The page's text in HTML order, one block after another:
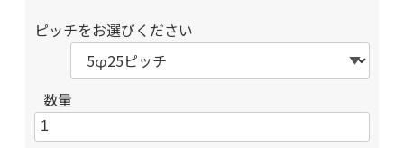
ピッチをお選びください
数量